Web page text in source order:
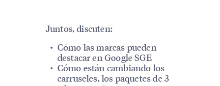
Juntos, discuten:
Cómo las marcas pueden
destacar en Google SGE
Cómo están cambiando los
carruseles, los paquetes de 3